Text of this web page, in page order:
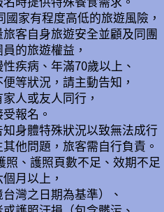
國家有程度高低的旅遊風險，
客自身旅遊安全並顧及同團
的旅遊權益，
疾病、年滿70歲以上、
等狀況，請主動告知，
家人或友人同行，
報名。
身體特殊狀況以致無法成行
他問題，旅客需自行負責。
照、護照頁數不足、效期不足
個月以上，
灣之日期為基準）、